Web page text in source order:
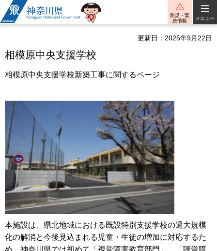
神奈川県
防災・緊
急情報
メニュー
更新日：2025年9月22日
相模原中央支援学校
相模原中央支援学校新築工事に関するページ
本施設は、県北地域における既設特別支援学校の過大規模
化の解消と今後見込まれる児童・生徒の増加に対応するた
め、神奈川県では初めて「視覚障害教育部門」、「聴覚障